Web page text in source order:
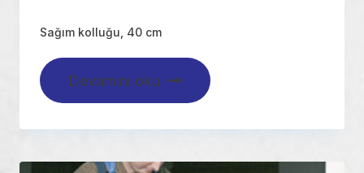
Sağım kolluğu, 40 cm
Devamını oku